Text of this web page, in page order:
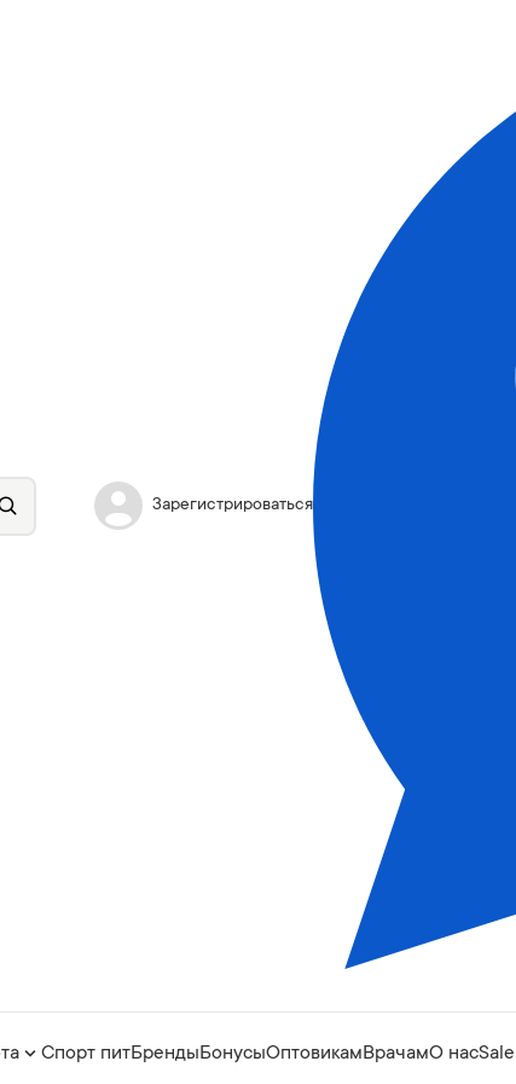
Зарегистрироваться
Спорт питБрендыБонусыОптовикамВрачамО насSale